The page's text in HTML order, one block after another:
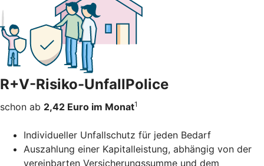
R+V-Risiko-UnfallPolice
schon ab 2,42 Euro im Monat1
Individueller Unfallschutz für jeden Bedarf
Auszahlung einer Kapitalleistung, abhängig von der
vereinbarten Versicherungssumme und dem